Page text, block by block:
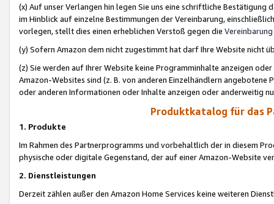
(x) Auf unser Verlangen hin legen Sie uns eine schriftliche
im Hinblick auf einzelne Bestimmungen der Vereinbarung,
vorlegen, stellt dies einen erheblichen Verstoß gegen die Vereinbarung
(y) Sofern Amazon dem nicht zugestimmt hat darf Ihre Website nicht
(z) Sie werden auf Ihrer Website keine Programminhalte anzeigen
Amazon-Websites sind (z. B. von anderen Einzelhändlern
oder anderen Informationen oder Inhalte anzeigen oder anderweitig
Produktkatalog für das
1. Produkte
Im Rahmen des Partnerprogramms und vorbehaltlich der in diesem
physische oder digitale Gegenstand, der auf einer Amazon-Website
2. Dienstleistungen
Derzeit zählen außer den Amazon Home Services keine weiteren